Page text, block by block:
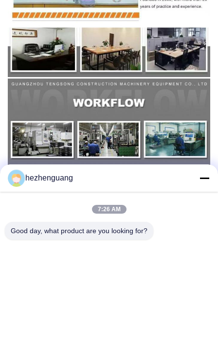
Ετικέτες: 347-2382 Δαχτυλίδι Εμβόλων Tp
hezhenguang
7:26 AM
Good day, what product are you looking for?